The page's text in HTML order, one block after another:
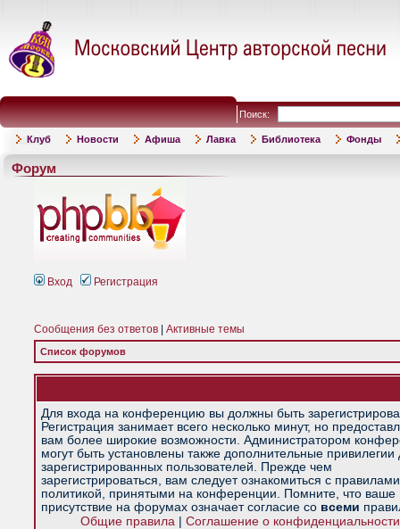
Поиск:
Клуб Новости Афиша Лавка Библиотека Фонды
Форум
Вход Регистрация
Сообщения без ответов Активные темы
Список форумов
Для входа на конференцию вы должны быть
Регистрация занимает всего несколько минут, но
вам более широкие возможности. Администратором
могут быть установлены также дополнительные привилегии
зарегистрированных пользователей. Прежде чем
зарегистрироваться, вам следует ознакомиться с
политикой, принятыми на конференции. Помните, что ваше
присутствие на форумах означает согласие со всеми
Общие правила| Соглашение о конфиденциальности